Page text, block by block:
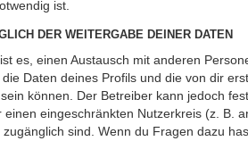
ist.
DER WEITERGABE DEINER DATEN
es, einen Austausch mit anderen
Daten deines Profils und die von dir
können. Der Betreiber kann jedoch
eingeschränkten Nutzerkreis (z. B.
sind. Wenn du Fragen dazu